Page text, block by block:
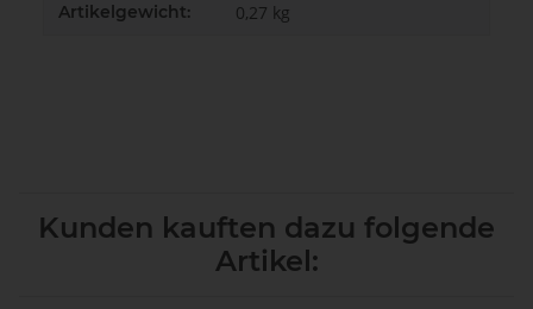
Artikelgewicht: 0,27 kg
Kunden kauften dazu folgende
Artikel: